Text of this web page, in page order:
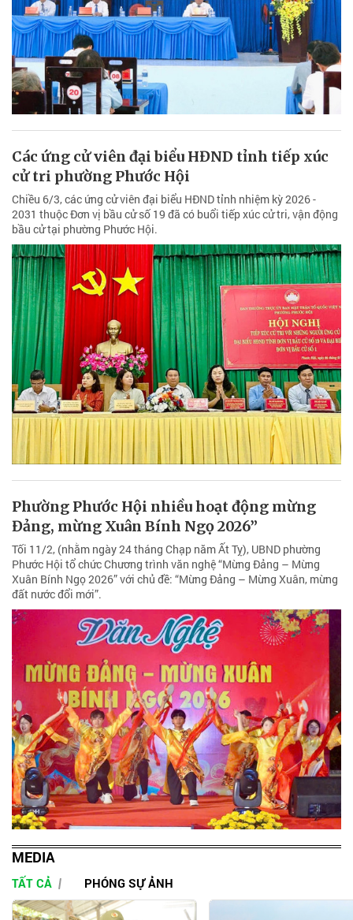
Các ứng cử viên đại biểu HĐND tỉnh tiếp xúc
cử tri phường Phước Hội
Chiều 6/3, các ứng cử viên đại biểu HĐND tỉnh nhiệm kỳ 2026 -
2031 thuộc Đơn vị bầu cử số 19 đã có buổi tiếp xúc cử tri, vận động
bầu cử tại phường Phước Hội.
Phường Phước Hội nhiều hoạt động mừng
Đảng, mừng Xuân Bính Ngọ 2026”
Tối 11/2, (nhằm ngày 24 tháng Chạp năm Ất Tỵ), UBND phường
Phước Hội tổ chức Chương trình văn nghệ “Mừng Đảng – Mừng
Xuân Bính Ngọ 2026” với chủ đề: “Mừng Đảng – Mừng Xuân, mừng
đất nước đổi mới”.
MEDIA
TẤT CẢ PHÓNG SỰ ẢNH